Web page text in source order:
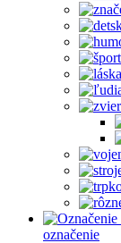
označenie